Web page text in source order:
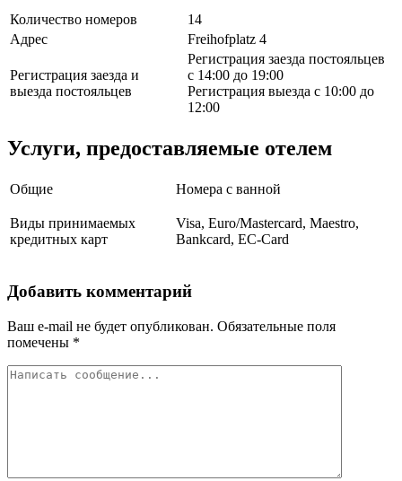
Количество номеров
14
Адрес
Freihofplatz 4
Регистрация заезда и
выезда постояльцев
Регистрация заезда постояльцев
с 14:00 до 19:00
Регистрация выезда с 10:00 до
12:00
Услуги, предоставляемые отелем
Общие Номера с ванной
Виды принимаемых
кредитных карт
Visa, Euro/Mastercard, Maestro,
Bankcard, EC-Card
Добавить комментарий
Ваш e-mail не будет опубликован. Обязательные поля
помечены *